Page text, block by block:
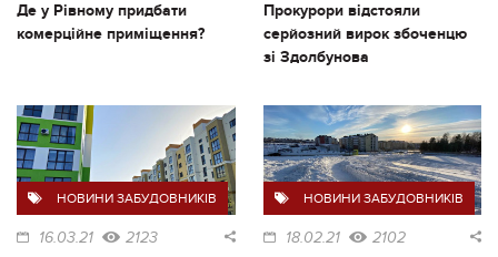
Де у Рівному придбати
комерційне приміщення?
Прокурори відстояли
серйозний вирок збоченцю
зі Здолбунова
НОВИНИ ЗАБУДОВНИКІВ
16.03.21 2123
НОВИНИ ЗАБУДОВНИКІВ
18.02.21 2102